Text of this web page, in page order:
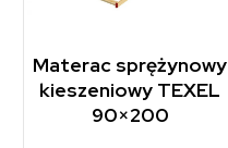
Materac sprężynowy
kieszeniowy TEXEL
90×200